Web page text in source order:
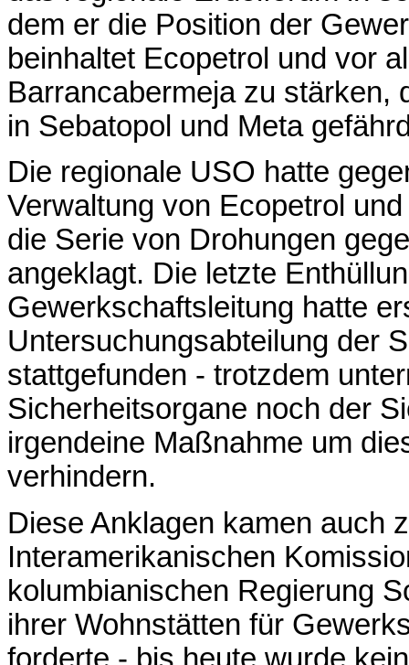
dem er die Position der
beinhaltet Ecopetrol und vor
Barrancabermeja zu stärken,
in Sebatopol und Meta
Die regionale USO hatte
Verwaltung von Ecopetrol
die Serie von Drohungen
angeklagt. Die letzte
Gewerkschaftsleitung hatte
Untersuchungsabteilung der
stattgefunden - trotzdem
Sicherheitsorgane noch der
irgendeine Maßnahme um
verhindern.
Diese Anklagen kamen auch
Interamerikanischen
kolumbianischen Regierung
ihrer Wohnstätten für
forderte - bis heute wurde